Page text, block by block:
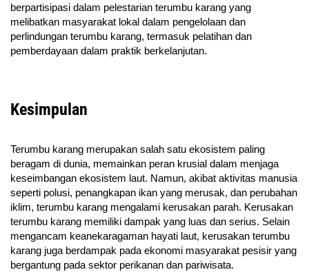
berpartisipasi dalam pelestarian terumbu karang yang
melibatkan masyarakat lokal dalam pengelolaan dan
perlindungan terumbu karang, termasuk pelatihan dan
pemberdayaan dalam praktik berkelanjutan.
Kesimpulan
Terumbu karang merupakan salah satu ekosistem paling
beragam di dunia, memainkan peran krusial dalam menjaga
keseimbangan ekosistem laut. Namun, akibat aktivitas manusia
seperti polusi, penangkapan ikan yang merusak, dan perubahan
iklim, terumbu karang mengalami kerusakan parah. Kerusakan
terumbu karang memiliki dampak yang luas dan serius. Selain
mengancam keanekaragaman hayati laut, kerusakan terumbu
karang juga berdampak pada ekonomi masyarakat pesisir yang
bergantung pada sektor perikanan dan pariwisata.